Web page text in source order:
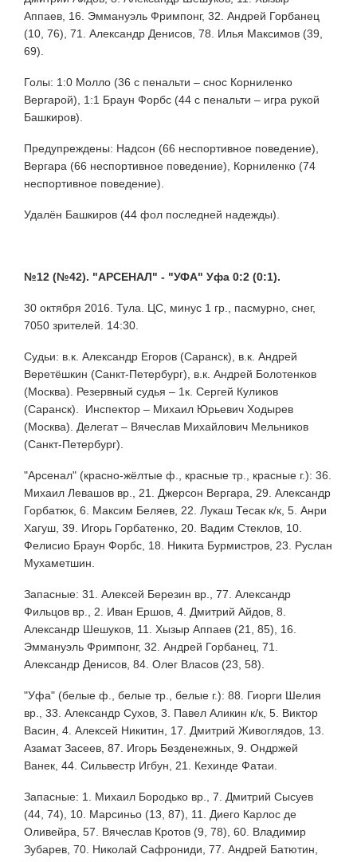
Аппаев, 16. Эммануэль Фримпонг, 32. Андрей Горбанец
(10, 76), 71. Александр Денисов, 78. Илья Максимов (39,
69).
Голы: 1:0 Молло (36 с пенальти – снос Корниленко
Вергарой), 1:1 Браун Форбс (44 с пенальти – игра рукой
Башкиров).
Предупреждены: Надсон (66 неспортивное поведение),
Вергара (66 неспортивное поведение), Корниленко (74
неспортивное поведение).
Удалён Башкиров (44 фол последней надежды).
№12 (№42). "АРСЕНАЛ" - "УФА" Уфа 0:2 (0:1).
30 октября 2016. Тула. ЦС, минус 1 гр., пасмурно, снег,
7050 зрителей. 14:30.
Судьи: в.к. Александр Егоров (Саранск), в.к. Андрей
Веретёшкин (Санкт-Петербург), в.к. Андрей Болотенков
(Москва). Резервный судья – 1к. Сергей Куликов
(Саранск). Инспектор – Михаил Юрьевич Ходырев
(Москва). Делегат – Вячеслав Михайлович Мельников
(Санкт-Петербург).
"Арсенал" (красно-жёлтые ф., красные тр., красные г.): 36.
Михаил Левашов вр., 21. Джерсон Вергара, 29. Александр
Горбатюк, 6. Максим Беляев, 22. Лукаш Тесак к/к, 5. Анри
Хагуш, 39. Игорь Горбатенко, 20. Вадим Стеклов, 10.
Фелисио Браун Форбс, 18. Никита Бурмистров, 23. Руслан
Мухаметшин.
Запасные: 31. Алексей Березин вр., 77. Александр
Фильцов вр., 2. Иван Ершов, 4. Дмитрий Айдов, 8.
Александр Шешуков, 11. Хызыр Аппаев (21, 85), 16.
Эммануэль Фримпонг, 32. Андрей Горбанец, 71.
Александр Денисов, 84. Олег Власов (23, 58).
"Уфа" (белые ф., белые тр., белые г.): 88. Гиорги Шелия
вр., 33. Александр Сухов, 3. Павел Аликин к/к, 5. Виктор
Васин, 4. Алексей Никитин, 17. Дмитрий Живоглядов, 13.
Азамат Засеев, 87. Игорь Безденежных, 9. Ондржей
Ванек, 44. Сильвестр Игбун, 21. Кехинде Фатаи.
Запасные: 1. Михаил Бородько вр., 7. Дмитрий Сысуев
(44, 74), 10. Марсиньо (13, 87), 11. Диего Карлос де
Оливейра, 57. Вячеслав Кротов (9, 78), 60. Владимир
Зубарев, 70. Николай Сафрониди, 77. Андрей Батютин,